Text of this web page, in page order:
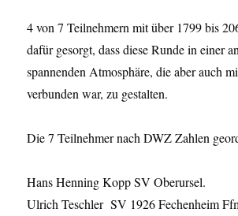
4 von 7 Teilnehmern mit über 1799 bis
dafür gesorgt, dass diese Runde in einer
spannenden Atmosphäre, die aber auch
verbunden war, zu gestalten.
Die 7 Teilnehmer nach DWZ Zahlen
Hans Henning Kopp SV
Ulrich Teschler SV 1926 Fechenheim